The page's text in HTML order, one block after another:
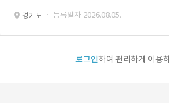
경기도 · 등록일자 2026.08.05.
로그인하여 편리하게 이용